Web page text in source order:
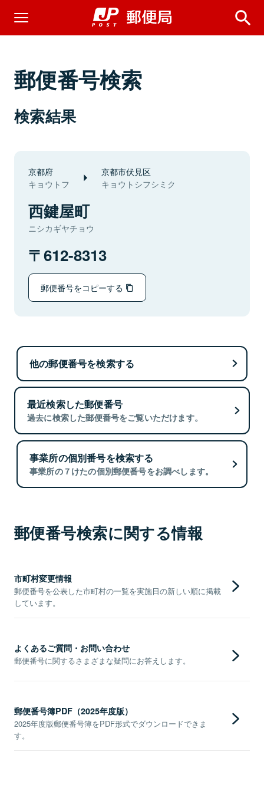
郵便番号検索
検索結果
京都府
キョウトフ
京都市伏見区
キョウトシフシミク
西鍵屋町
ニシカギヤチョウ
612-8313
郵便番号をコピーする
他の郵便番号を検索する
最近検索した郵便番号
過去に検索した郵便番号をご覧いただけます。
事業所の個別番号を検索する
事業所の７けたの個別郵便番号をお調べします。
郵便番号検索に関する情報
市町村変更情報
郵便番号を公表した市町村の一覧を実施日の新しい順に掲載
しています。
よくあるご質問・お問い合わせ
郵便番号に関するさまざまな疑問にお答えします。
郵便番号簿PDF（2025年度版）
2025年度版郵便番号簿をPDF形式でダウンロードできま
す。